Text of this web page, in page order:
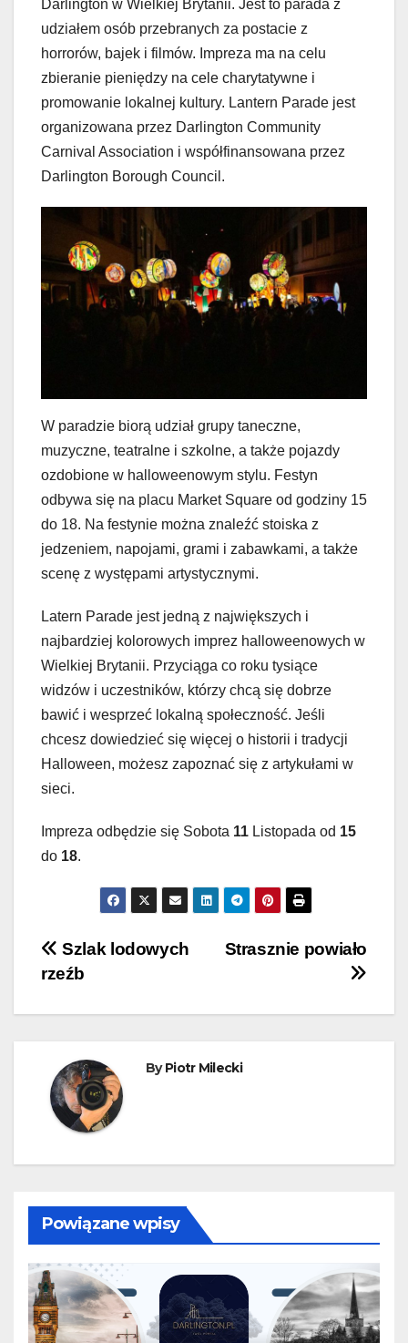
Darlington w Wielkiej Brytanii. Jest to parada z
udziałem osób przebranych za postacie z
horrorów, bajek i filmów. Impreza ma na celu
zbieranie pieniędzy na cele charytatywne i
promowanie lokalnej kultury. Lantern Parade jest
organizowana przez Darlington Community
Carnival Association i współfinansowana przez
Darlington Borough Council.
W paradzie biorą udział grupy taneczne,
muzyczne, teatralne i szkolne, a także pojazdy
ozdobione w halloweenowym stylu. Festyn
odbywa się na placu Market Square od godziny 15
do 18. Na festynie można znaleźć stoiska z
jedzeniem, napojami, grami i zabawkami, a także
scenę z występami artystycznymi.
Latern Parade jest jedną z największych i
najbardziej kolorowych imprez halloweenowych w
Wielkiej Brytanii. Przyciąga co roku tysiące
widzów i uczestników, którzy chcą się dobrze
bawić i wesprzeć lokalną społeczność. Jeśli
chcesz dowiedzieć się więcej o historii i tradycji
Halloween, możesz zapoznać się z artykułami w
sieci.
Impreza odbędzie się Sobota 11 Listopada od 15
do 18.
Nawigacja
Strasznie powiało
Szlak lodowych
rzeźb
ByPiotr Milecki
Powiązane wpisy